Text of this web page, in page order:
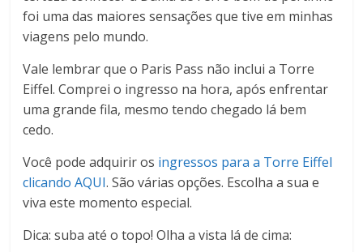
foi uma das maiores sensações que tive em minhas
viagens pelo mundo.
Vale lembrar que o Paris Pass não inclui a Torre
Eiffel. Comprei o ingresso na hora, após enfrentar
uma grande fila, mesmo tendo chegado lá bem
cedo.
Você pode adquirir os ingressos para a Torre Eiffel
clicando AQUI. São várias opções. Escolha a sua e
viva este momento especial.
Dica: suba até o topo! Olha a vista lá de cima: